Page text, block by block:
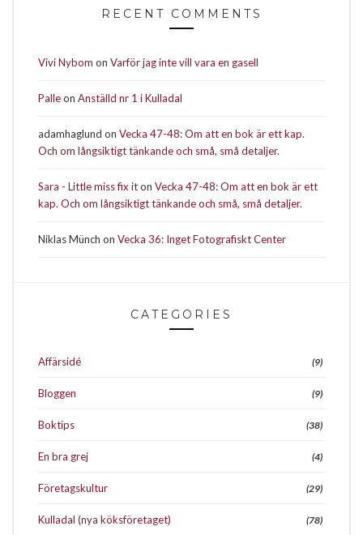
RECENT COMMENTS
Vivi Nybom on Varför jag inte vill vara en gasell
Palleon Anställd nr 1 i Kulladal
adamhaglund on Vecka 47-48: Om att en bok är ett kap.
Och om långsiktigt tänkande och små, små detaljer.
Sara - Little miss fix iton Vecka 47-48: Om att en bok är ett
kap. Och om långsiktigt tänkande och små, små detaljer.
Niklas Münch on Vecka 36: Inget Fotografiskt Center
CATEGORIES
Affärsidé (9)
Bloggen (9)
Boktips (38)
En bra grej (4)
Företagskultur (29)
Kulladal (nya köksföretaget) (78)